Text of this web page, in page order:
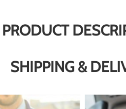
PRODUCT
SHIPPING &